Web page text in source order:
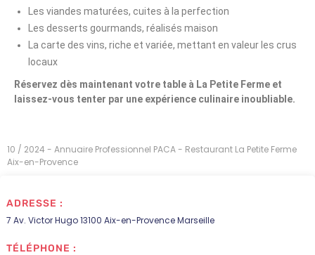
Les viandes maturées, cuites à la perfection
Les desserts gourmands, réalisés maison
La carte des vins, riche et variée, mettant en valeur les crus
locaux
Réservez dès maintenant votre table à La Petite Ferme et
laissez-vous tenter par une expérience culinaire inoubliable.
10 / 2024 - Annuaire Professionnel PACA - Restaurant La Petite Ferme
Aix-en-Provence
ADRESSE :
7 Av. Victor Hugo 13100 Aix-en-Provence Marseille
TÉLÉPHONE :